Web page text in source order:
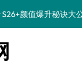
S26+颜值爆升秘诀大
个性美颜全攻略，一
秘籍：个性定制，炫